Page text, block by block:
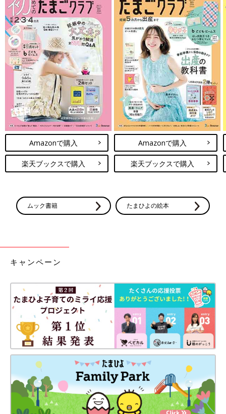
Amazonで購入
楽天ブックスで購入
Amazonで購入
楽天ブックスで購入
ムック書籍 たまひよの絵本
キャンペーン